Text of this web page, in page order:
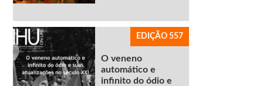
EDIÇÃO 557
O veneno
automático e
infinito do ódio e